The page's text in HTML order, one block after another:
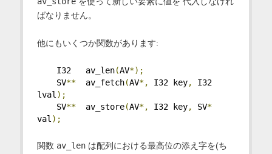
ばなりません。
他にもいくつか関数があります:
I32   av_len(AV*);
SV** av_fetch(AV*, I32 key,
I32
lval);
SV** av_store(AV*, I32 key, SV*
val);
関数 av_lenは配列における最高位の添え字を(ち